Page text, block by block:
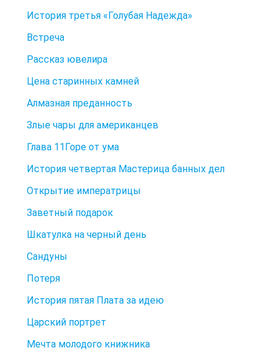
История третья «Голубая Надежда»
Встреча
Рассказ ювелира
Цена старинных камней
Алмазная преданность
Злые чары для американцев
Глава 11Горе от ума
История четвертая Мастерица банных дел
Открытие императрицы
Заветный подарок
Шкатулка на черный день
Сандуны
Потеря
История пятая Плата за идею
Царский портрет
Мечта молодого книжника